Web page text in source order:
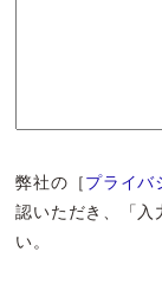
弊社の［プライバ
認いただき、「入
い。